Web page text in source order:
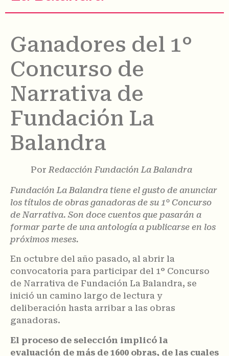
Ganadores del 1°
Concurso de
Narrativa de
Fundación La
Balandra
PorRedacción Fundación La Balandra
Fundación La Balandra tiene el gusto de anunciar
los títulos de obras ganadoras de su 1° Concurso
de Narrativa. Son doce cuentos que pasarán a
formar parte de una antología a publicarse en los
próximos meses.
En octubre del año pasado, al abrir la
convocatoria para participar del 1° Concurso
de Narrativa de Fundación La Balandra, se
inició un camino largo de lectura y
deliberación hasta arribar a las obras
ganadoras.
El proceso de selección implicó la
evaluación de más de 1600 obras, de las cuales